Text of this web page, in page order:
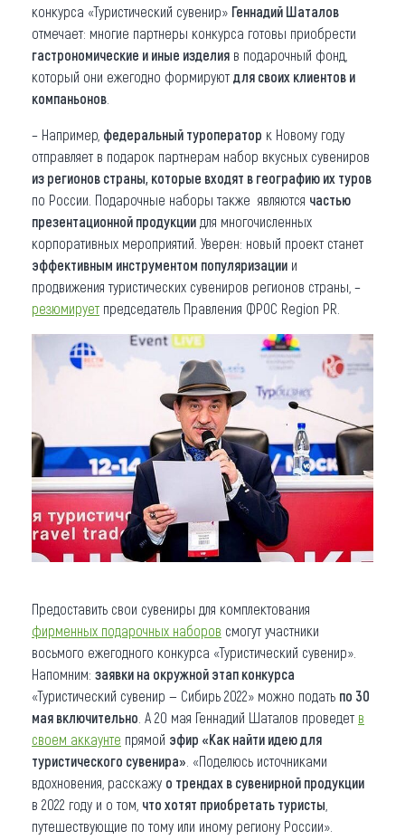
конкурса «Туристический сувенир» Геннадий Шаталов
отмечает: многие партнеры конкурса готовы приобрести
гастрономические и иные изделия в подарочный фонд,
который они ежегодно формируют для своих клиентов и
компаньонов
– Например, федеральный туроператор к Новому году
отправляет в подарок партнерам набор вкусных сувениров
из регионов страны, которые входят в географию их туров
по России. Подарочные наборы также являются частью
презентационной продукции для многочисленных
корпоративных мероприятий. Уверен: новый проект станет
эффективным инструментом популяризации и
продвижения туристических сувениров регионов страны, –
резюмирует председатель Правления ФРОС Region PR.
Предоставить свои сувениры для комплектования
фирменных подарочных наборов смогут участники
восьмого ежегодного конкурса «Туристический сувенир».
Напомним: заявки на окружной этап конкурса
«Туристический сувенир — Сибирь 2022» можно подать по 30
мая включительно . А 20 мая Геннадий Шаталов проведет в
своем аккаунте прямой эфир «Как найти идею для
туристического сувенира» . «Поделюсь источниками
вдохновения, расскажу о трендах в сувенирной продукции
в 2022 году и о том, что хотят приобретать туристы
путешествующие по тому или иному региону России».